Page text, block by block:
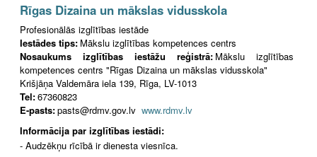
Rīgas Dizaina un mākslas vidusskola
Profesionālās izglītības iestāde
Iestādes tips: Mākslu izglītības kompetences centrs
Nosaukums izglītības iestāžu reģistrā: Mākslu izglītības
kompetences centrs "Rīgas Dizaina un mākslas vidusskola"
Krišjāņa Valdemāra iela 139, Rīga, LV-1013
Tel:67360823
E-pasts:pasts@rdmv.gov.lv www.rdmv.lv
Informācija par izglītības iestādi:
- Audzēkņu rīcībā ir dienesta viesnīca.